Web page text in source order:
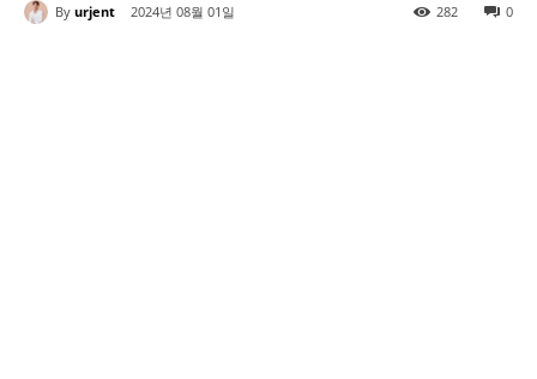
By urjent 2024년 08월 01일 0
282